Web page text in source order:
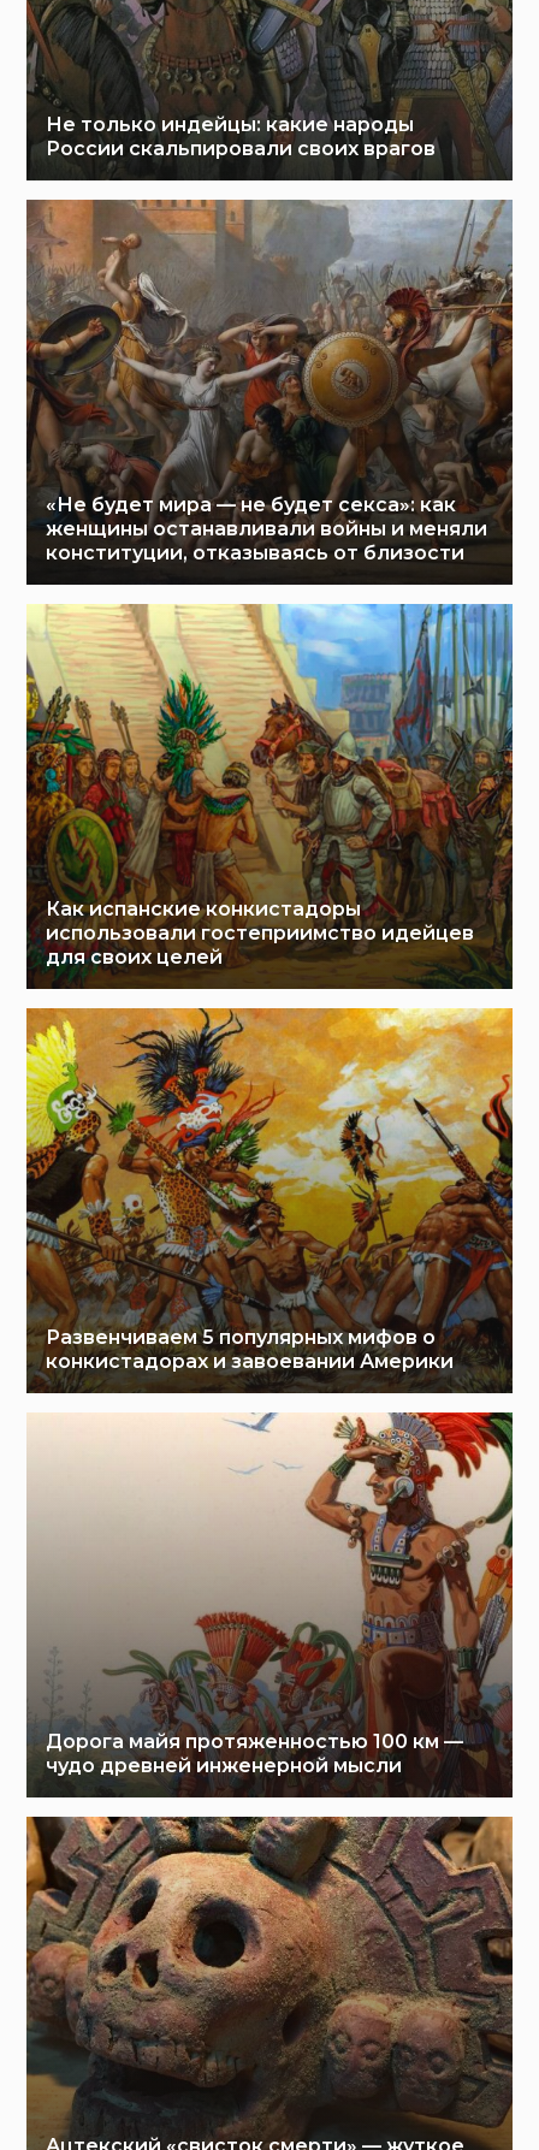
Не только индейцы: какие народы
России скальпировали своих врагов
«Не будет мира — не будет секса»: как
женщины останавливали войны и меняли
конституции, отказываясь от близости
Как испанские конкистадоры
использовали гостеприимство идейцев
для своих целей
Развенчиваем 5 популярных мифов о
конкистадорах и завоевании Америки
Дорога майя протяженностью 100 км —
чудо древней инженерной мысли